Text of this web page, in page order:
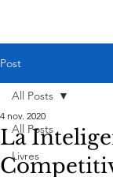
Post
All Posts
Livres
All Posts
La
4 nov. 2020